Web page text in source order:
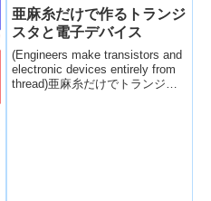
亜麻糸だけで作るトランジ
スタと電子デバイス
(Engineers make transistors and
electronic devices entirely from
thread)亜麻糸だけでトランジス